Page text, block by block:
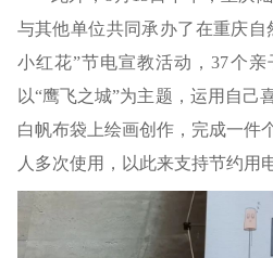
与其他单位共同承办了在重庆自
小红花”节电宣教活动，37个
以“鹰飞之城”为主题，运用自己
白帆布袋上绘画创作，完成一件
人多次使用，以此来支持节约用